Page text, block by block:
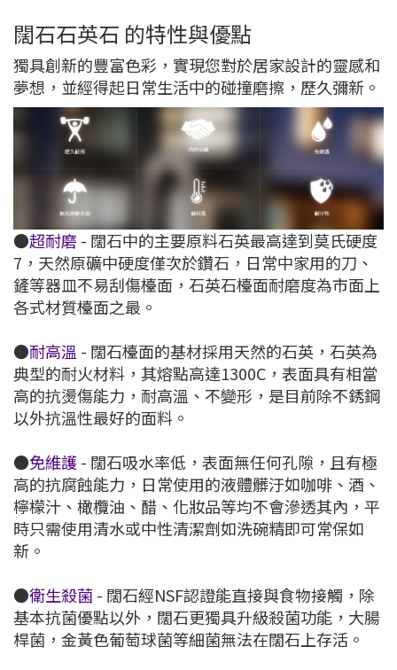
闊石石英石 的特性與優點
獨具創新的豐富色彩，實現您對於居家設計的靈感和
夢想，並經得起日常生活中的碰撞磨擦，歷久彌新。
●超耐磨 - 闊石中的主要原料石英最高達到莫氏硬度
7，天然原礦中硬度僅次於鑽石，日常中家用的刀、
鏟等器皿不易刮傷檯面，石英石檯面耐磨度為市面上
各式材質檯面之最。
●耐高溫 - 闊石檯面的基材採用天然的石英，石英為
典型的耐火材料，其熔點高達1300C，表面具有相當
高的抗燙傷能力，耐高溫、不變形，是目前除不銹鋼
以外抗溫性最好的面料。
●免維護 - 闊石吸水率低，表面無任何孔隙，且有極
高的抗腐蝕能力，日常使用的液體髒汙如咖啡、酒、
檸檬汁、橄欖油、醋、化妝品等均不會滲透其內，平
時只需使用清水或中性清潔劑如洗碗精即可常保如
新。
●衛生殺菌- 闊石經NSF認證能直接與食物接觸，除
基本抗菌優點以外，闊石更獨具升級殺菌功能，大腸
桿菌，金黃色葡萄球菌等細菌無法在闊石上存活。